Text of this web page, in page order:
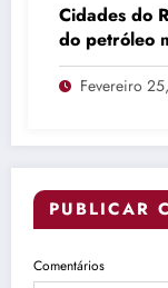
Cidades do
do petróleo
produção
Fevereiro
PUBLICAR
Comentários